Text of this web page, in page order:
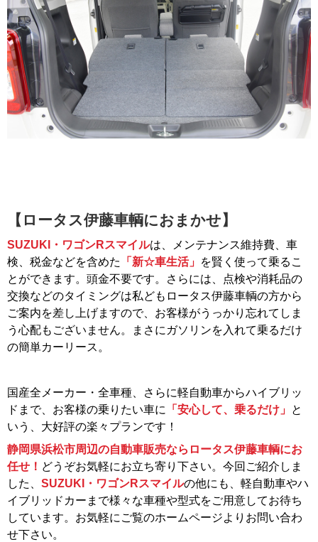
【ロータス伊藤車輌におまかせ】
SUZUKI・ワゴンRスマイルは、メンテナンス維持費、車
検、税金などを含めた
「新☆車生活」 を賢く使って乗るこ
とができます。頭金不要です。さらには、点検や消耗品の
交換などのタイミングは私どもロータス伊藤車輌の方から
ご案内を差し上げますので、お客様がうっかり忘れてしま
う心配もございません。まさにガソリンを入れて乗るだけ
の簡単カーリース。
国産全メーカー・全車種、さらに軽自動車からハイブリッ
ドまで、お客様の乗りたい車に
「安心して、乗るだけ」 と
いう、大好評の楽々プランです！
静岡県浜松市周辺の自動車販売ならロータス伊藤車輌にお
任せ！ どうぞお気軽にお立ち寄り下さい。今回ご紹介しま
した、 SUZUKI・ワゴンRスマイルの他にも、軽自動車やハ
イブリッドカーまで様々な車種や型式をご用意してお待ち
しています。お気軽にご覧のホームページよりお問い合わ
せ下さい。